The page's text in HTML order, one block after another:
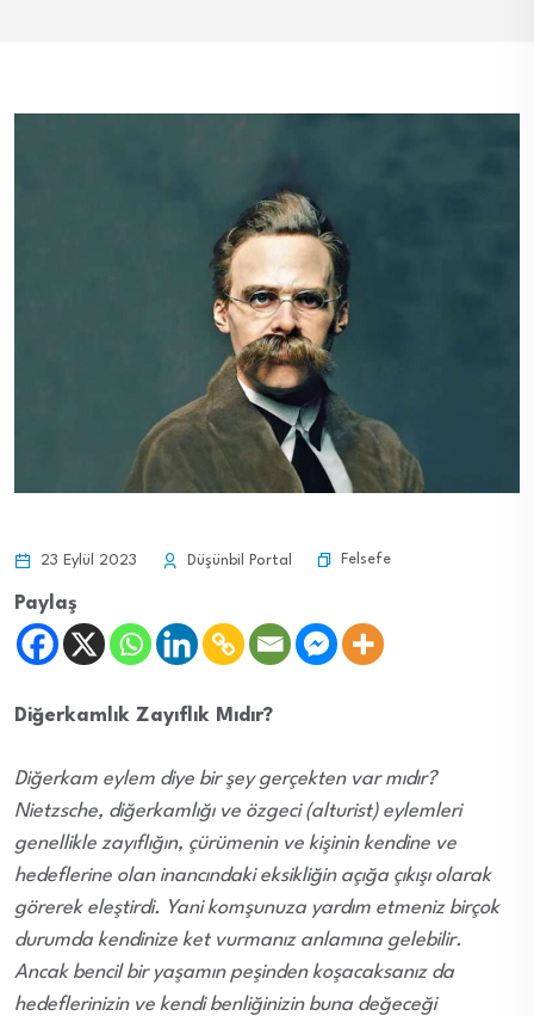
23 Eylül 2023 Düşünbil Portal Felsefe
Paylaş
Diğerkamlık Zayıflık Mıdır?
Diğerkam eylem diye bir şey gerçekten var mıdır?
Nietzsche, diğerkamlığı ve özgeci (alturist) eylemleri
genellikle zayıflığın, çürümenin ve kişinin kendine ve
hedeflerine olan inancındaki eksikliğin açığa çıkışı olarak
görerek eleştirdi. Yani komşunuza yardım etmeniz birçok
durumda kendinize ket vurmanız anlamına gelebilir.
Ancak bencil bir yaşamın peşinden koşacaksanız da
hedeflerinizin ve kendi benliğinizin buna değeceği